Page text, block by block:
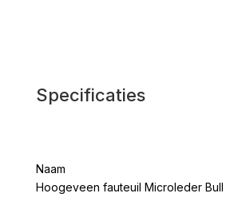
Specificaties
Naam
Hoogeveen fauteuil Microleder Bull